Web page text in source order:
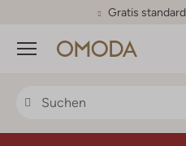
30 Tage
Menü